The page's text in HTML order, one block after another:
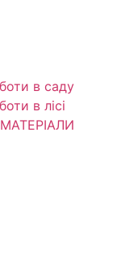
в саду
в лісі